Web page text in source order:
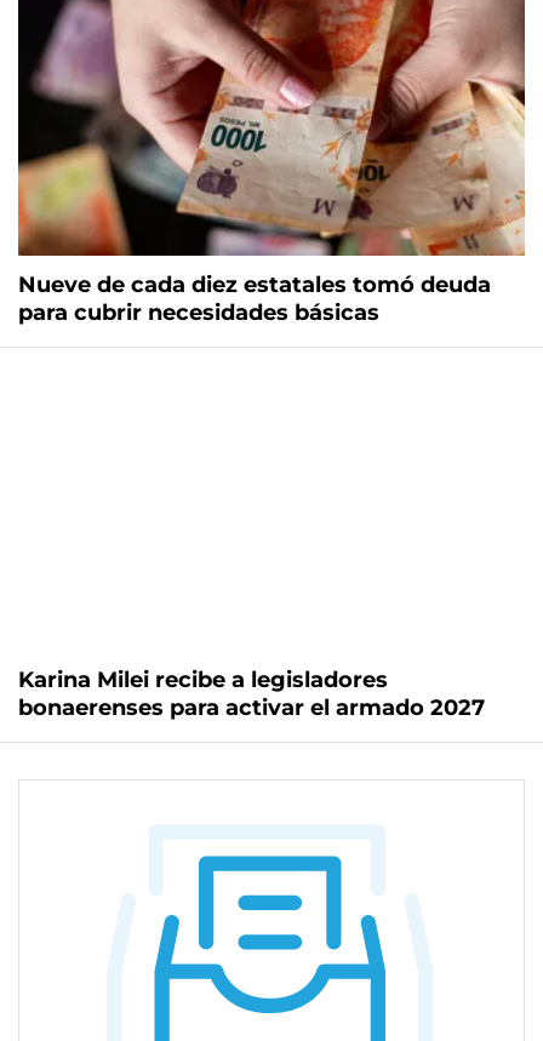
Nueve de cada diez estatales tomó deuda
para cubrir necesidades básicas
Karina Milei recibe a legisladores
bonaerenses para activar el armado 2027